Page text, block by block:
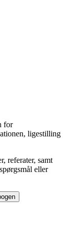
for
ligestilling
referater, samt
eller